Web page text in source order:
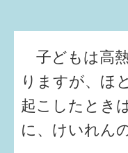
子どもは高
りますが、ほ
起こしたとき
に、けいれん
子どもを育てよ
もしものと
届出・手当
健診・予防